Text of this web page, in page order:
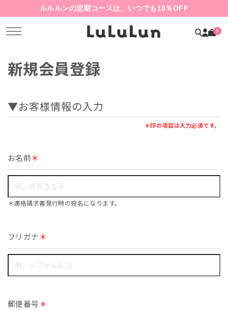
ルルルンの定期コースは、いつでも10％OFF
0
新規会員登録
▼お客様情報の入力
＊印の項目は入力必須です。
お名前＊
＊適格請求書発行時の宛名になります。
フリガナ＊
郵便番号＊